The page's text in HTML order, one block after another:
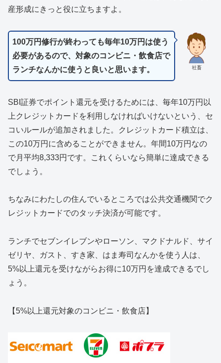
産形成にきっと役に立ちますよ。
社畜
100万円修行が終わっても毎年10万円は使う
必要があるので、対象のコンビニ・飲食店で
ランチなんかに使うと良いと思います。
SBI証券でポイント還元を受けるためには、毎年10万円以
上クレジットカードを利用しなければいけないという、セ
コいルールが追加されました。クレジットカード積立は、
この10万円に含めることができません。年間10万円なの
で月平均8,333円です。これくらいなら簡単に達成できる
でしょう。
ちなみにわたしの住んでいるところでは公共交通機関でク
レジットカードでのタッチ決済が可能です。
ランチでセブンイレブンやローソン、マクドナルド、サイ
ゼリヤ、ガスト、すき家、はま寿司なんかを使う人は、
5%以上還元を受けながらお得に10万円を達成できるでし
ょう。
【5%以上還元対象のコンビニ・飲食店】